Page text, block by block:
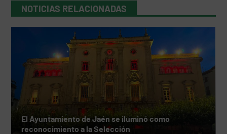
NOTICIAS RELACIONADAS
El Ayuntamiento de Jaén se iluminó como
reconocimiento a la Selección